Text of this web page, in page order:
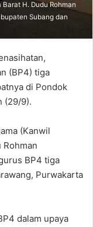
H. Dudu Rohman
Subang dan
(BP4) tiga
di Pondok
(29/9).
(Kanwil
Rohman
BP4 tiga
Purwakarta
dalam upaya